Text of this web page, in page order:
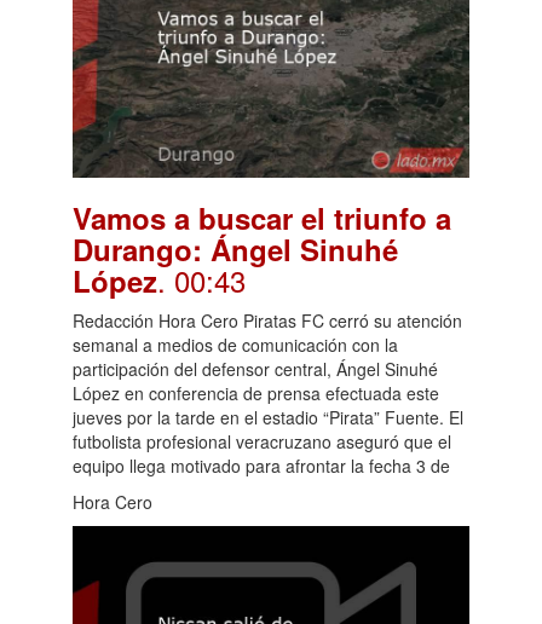
Vamos a buscar el triunfo a
Durango: Ángel Sinuhé
López. 00:43
Redacción Hora Cero Piratas FC cerró su atención
semanal a medios de comunicación con la
participación del defensor central, Ángel Sinuhé
López en conferencia de prensa efectuada este
jueves por la tarde en el estadio “Pirata” Fuente. El
futbolista profesional veracruzano aseguró que el
equipo llega motivado para afrontar la fecha 3 de
Hora Cero